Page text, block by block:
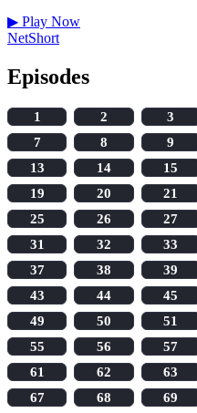
▶ Play Now
NetShort
Episodes
1 2 3
7
8 9
13
14 15
19
20 21
25
26 27
31
32 33
37
38 39
43
44 45
49
50 51
55
56 57
61
62 63
67
68 69